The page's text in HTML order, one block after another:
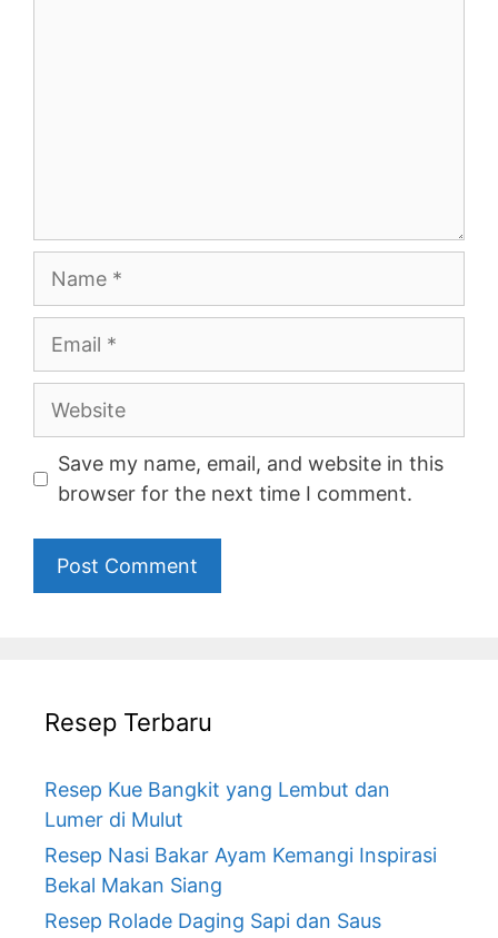
Website
Save my name, email, and website in this
browser for the next time I comment.
Resep Terbaru
Resep Kue Bangkit yang Lembut dan
Lumer di Mulut
Resep Nasi Bakar Ayam Kemangi Inspirasi
Bekal Makan Siang
Resep Rolade Daging Sapi dan Saus